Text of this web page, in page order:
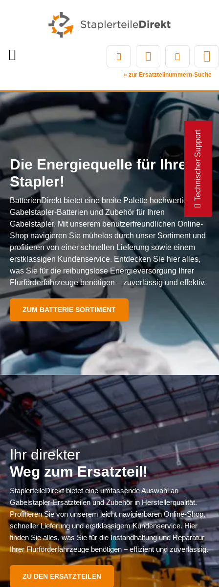
Technischer Support
» zur Ersatzteilnummern-Suche
Die Energiequelle für Ihren
Stapler!
BatterienDirekt bietet eine breite Palette hochwertiger
Gabelstapler-Batterien und Zubehör für Ihren
Gabelstapler. Mit unserem benutzerfreundlichen Online-
Shop navigieren Sie mühelos durch unser Sortiment und
profitieren von einer schnellen Lieferung sowie einem
erstklassigen Kundenservice. Entdecken Sie hier alles,
was Sie für die reibungslose Energieversorgung Ihrer
Flurförderfahrzeuge benötigen – zuverlässig und effektiv.
ZUM BATTERIE SORTIMENT
Ihr direkter
Weg zum Ersatzteil!
StaplerteileDirekt bietet eine umfassende Auswahl an
Gabelstapler-Ersatzteilen und Zubehör in Herstellerqualität.
Profitieren Sie von unserem leicht navigierbaren Online-Shop,
schneller Lieferung und erstklassigem Kundenservice. Hier
finden Sie alles, was Sie für die Instandhaltung und Reparatur
Ihrer Flurförderfahrzeuge benötigen – effizient und zuverlässig.
ZU DEN ERSATZTEILEN